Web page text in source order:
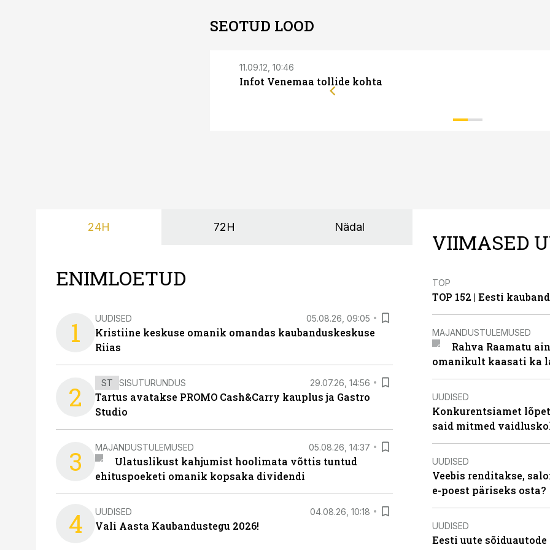
SEOTUD LOOD
11.09.12, 10:46
Infot Venemaa tollide kohta
24H 72H Nädal
ENIMLOETUD
1 UUDISED 05.08.26, 09:05
Kristiine keskuse omanik omandas kaubanduskeskuse
Riias
2 ST SISUTURUNDUS 29.07.26, 14:56
Tartus avatakse PROMO Cash&Carry kauplus ja Gastro
Studio
3 MAJANDUSTULEMUSED 05.08.26, 14:37
Ulatuslikust kahjumist hoolimata võttis tuntud
ehituspoeketi omanik kopsaka dividendi
4 UUDISED 04.08.26, 10:18
Vali Aasta Kaubandustegu 2026!
VIIMASED
TOP
TOP 152 | Eesti
MAJANDUSTULEMUSED
Rahva Raamatu
omanikult kaasati ka
UUDISED
Konkurentsiamet
said mitmed
UUDISED
Veebis renditakse,
e-poest päriseks osta?
UUDISED
Eesti uute